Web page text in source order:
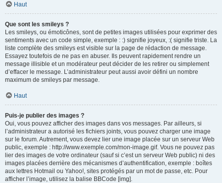
Haut
Que sont les smileys ?
Les smileys, ou émoticônes, sont de petites images utilisées pour exprimer des
sentiments avec un code simple, exemple : :) signifie joyeux, :( signifie triste. La
liste complète des smileys est visible sur la page de rédaction de message.
Essayez toutefois de ne pas en abuser. Ils peuvent rapidement rendre un
message illisible et un modérateur peut décider de les retirer ou simplement
d’effacer le message. L’administrateur peut aussi avoir défini un nombre
maximum de smileys par message.
Haut
Puis-je publier des images ?
Oui, vous pouvez afficher des images dans vos messages. Par ailleurs, si
l’administrateur a autorisé les fichiers joints, vous pouvez charger une image
sur le forum. Autrement, vous devez lier une image placée sur un serveur Web
public, exemple : http://www.exemple.com/mon-image.gif. Vous ne pouvez pas
lier des images de votre ordinateur (sauf si c’est un serveur Web public) ni des
images placées derrière des mécanismes d’authentification, exemple : boîtes
aux lettres Hotmail ou Yahoo!, sites protégés par un mot de passe, etc. Pour
afficher l’image, utilisez la balise BBCode [img].